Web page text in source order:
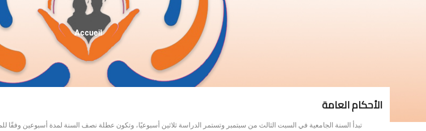
Fil
D'Ariane
Accueil
الأحكام العامة
تبدأ السنة الجامعية في السبت الثالث من سبتمبر وتستمر الدراسة ثلاثين أسبوعيًا، وتكون عطلة نصف السنة لمدة أسبوعين